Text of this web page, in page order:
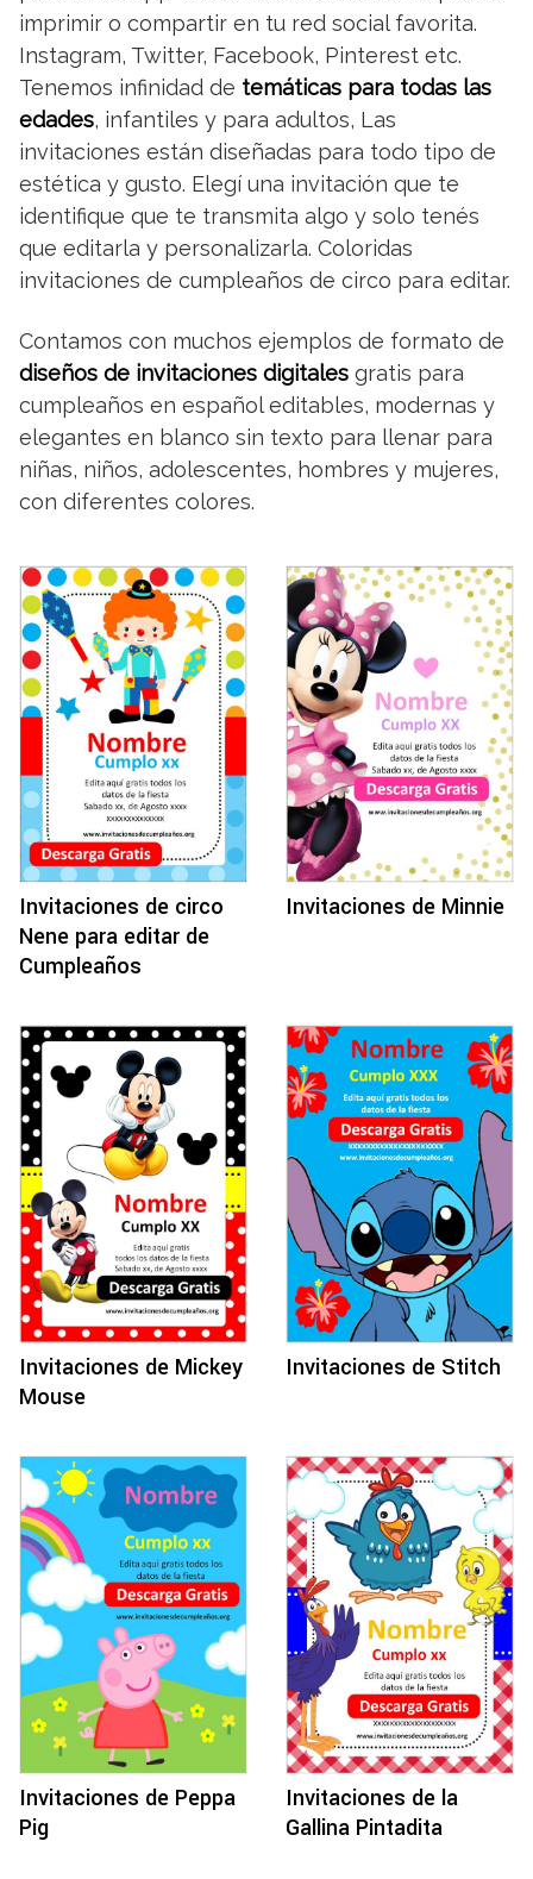
imprimir o compartir en tu red social favorita.
Instagram, Twitter, Facebook, Pinterest etc.
Tenemos infinidad de temáticas para todas las
edades, infantiles y para adultos, Las
invitaciones están diseñadas para todo tipo de
estética y gusto. Elegí una invitación que te
identifique que te transmita algo y solo tenés
que editarla y personalizarla. Coloridas
invitaciones de cumpleaños de circo para editar.
Contamos con muchos ejemplos de formato de
diseños de invitaciones digitales gratis para
cumpleaños en español editables, modernas y
elegantes en blanco sin texto para llenar para
niñas, niños, adolescentes, hombres y mujeres,
con diferentes colores.
Invitaciones de circo
Nene para editar de
Cumpleaños
Invitaciones de Minnie
Invitaciones de Mickey
Mouse
Invitaciones de Stitch
Invitaciones de Peppa
Pig
Invitaciones de la
Gallina Pintadita